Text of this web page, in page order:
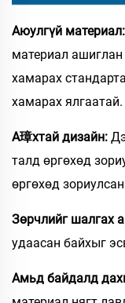
Аюулгүй материал:
материал ашиглан
хамарах
хамарах ялгаатай.
А璋хтай дизайн:
талд өргөхөд
өргөхөд
Зөрчлийг шалгах
удаасан байхыг
Амьд байдалд